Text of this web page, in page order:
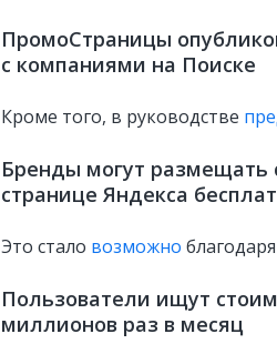
ПромоСтраницы
с компаниями на Поиске
Кроме того, в руководстве
Бренды могут размещать
странице Яндекса
Это стало возможно
Пользователи ищут
миллионов раз в месяц